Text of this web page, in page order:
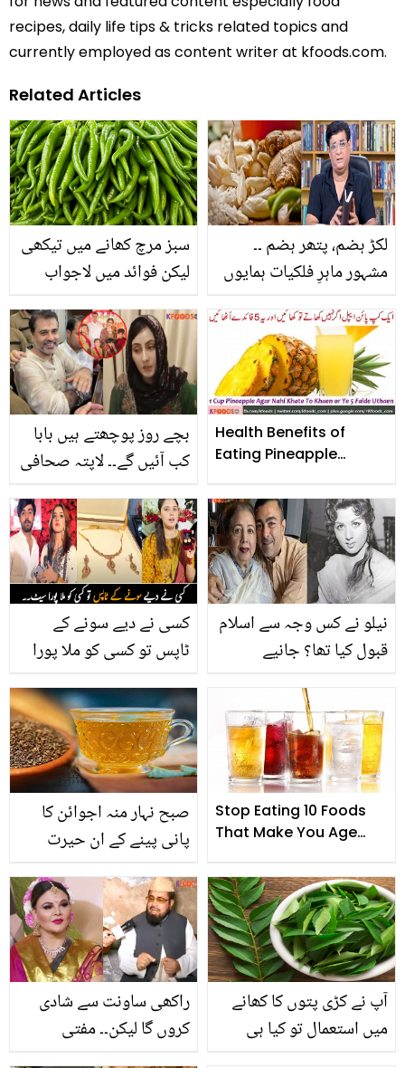
recipes, daily life tips & tricks related topics and
currently employed as content writer at kfoods.com.
Related Articles
سبز مرچ کھانے میں تیکھی
لیکن فوائد میں لاجواب
لکڑ ہضم، پتھر ہضم ۔۔
مشہور ماہرِ فلکیات ہمایوں
ایسا ٹوٹکہ بتا دیا جو آپ
کے موٹاپے کو بھی دور کرے
اور ہاضمے کو بھی بہتر
بنائے
بچے روز پوچھتے ہیں بابا
کب آئیں گے۔۔ لاپتہ صحافی
بچوں کاجشن آزادی کے
موقع پر دل دکھا دینے والا
ویڈیو پیغام
Health Benefits of
Eating Pineapple
کسی نے دیے سونے کے
ٹاپس تو کسی کو ملا پورا
ملنے والے مہنگے تحفے
نیلو نے کس وجہ سے اسلام
قبول کیا تھا؟ جانیے
ساتھ پیش آیا وہ واقعہ،
جس نے ان کی زندگی بدل
دی
صبح نہار منہ اجوائن کا
پانی پینے کے ان حیرت
Stop Eating 10 Foods
That Make You Age
راکھی ساونت سے شادی
کروں گا لیکن۔۔ مفتی
آپ نے کڑی پتوں کا کھانے
میں استعمال تو کیا ہی